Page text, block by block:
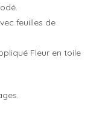
feuilles de
Fleur en toile